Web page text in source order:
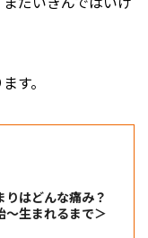
す。
りはどんな痛み？
〜生まれるまで＞